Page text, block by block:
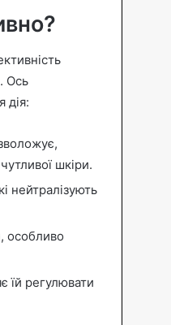
Ось
дія:
шкіри.
нейтралізують
особливо
їй регулювати